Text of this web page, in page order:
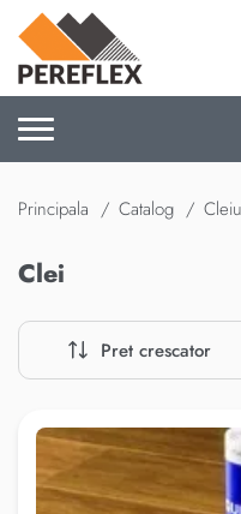
Principala Catalog
Clei
Pret crescator